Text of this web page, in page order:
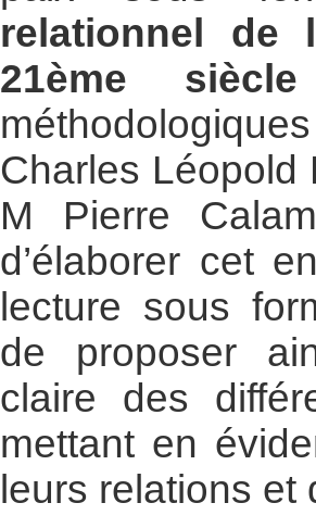
relationnel de
21ème
Charles Léopold
M Pierre
d’élaborer cet
lecture sous
de proposer
claire des
mettant en
leurs relations